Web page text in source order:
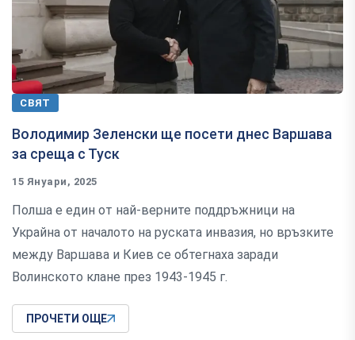
СВЯТ
Володимир Зеленски ще посети днес Варшава
за среща с Туск
15 Януари, 2025
Полша е един от най-верните поддръжници на
Украйна от началото на руската инвазия, но връзките
между Варшава и Киев се обтегнаха заради
Волинското клане през 1943-1945 г.
ПРОЧЕТИ ОЩЕ